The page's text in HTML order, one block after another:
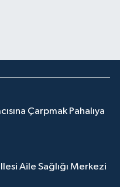
Çarpmak Pahalıya
Aile Sağlığı Merkezi